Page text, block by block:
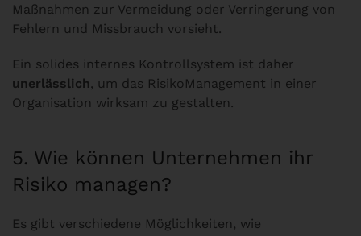
Maßnahmen zur Vermeidung oder Verringerung von
Fehlern und Missbrauch vorsieht.
Ein solides internes Kontrollsystem ist daher
unerlässlich, um das RisikoManagement in einer
Organisation wirksam zu gestalten.
5. Wie können Unternehmen ihr
Risiko managen?
Es gibt verschiedene Möglichkeiten, wie